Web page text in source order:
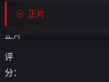
片
正片
评
分：
 正片